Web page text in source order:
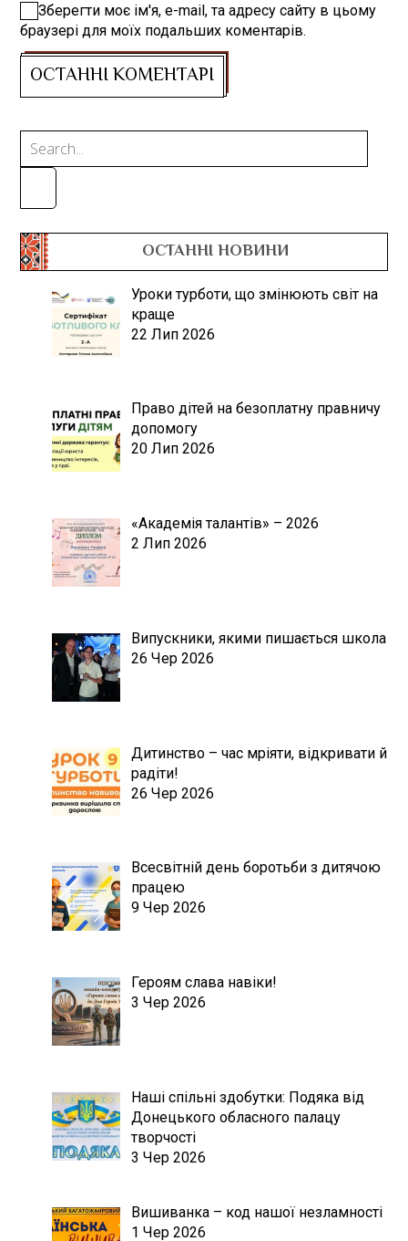
Зберегти моє ім'я, e-mail, та адресу сайту в цьому
браузері для моїх подальших коментарів.
ОСТАННІ НОВИНИ
Уроки турботи, що змінюють світ на
краще
22 Лип 2026
Право дітей на безоплатну правничу
допомогу
20 Лип 2026
«Академія талантів» – 2026
2 Лип 2026
Випускники, якими пишається школа
26 Чер 2026
Дитинство – час мріяти, відкривати й
радіти!
26 Чер 2026
Всесвітній день боротьби з дитячою
працею
9 Чер 2026
Героям слава навіки!
3 Чер 2026
Наші спільні здобутки: Подяка від
Донецького обласного палацу
творчості
3 Чер 2026
Вишиванка – код нашої незламності
1 Чер 2026